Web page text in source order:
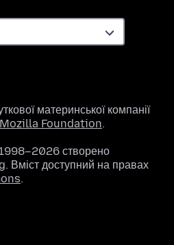
материнської компанії
Mozilla Foundation.
створено
Вміст доступний на правах
.